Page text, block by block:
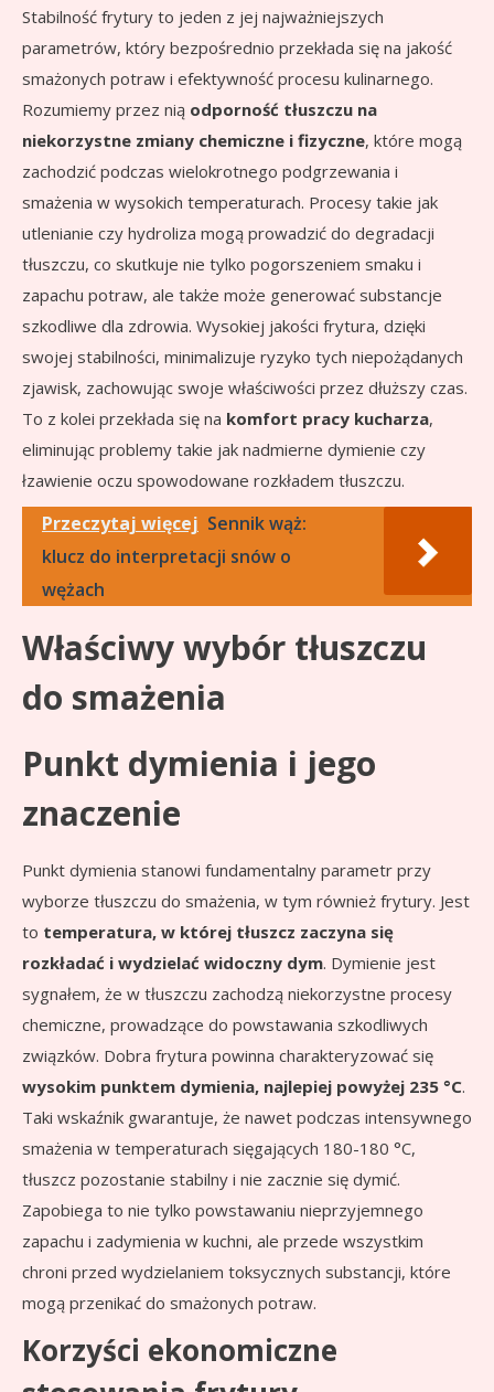
Stabilność frytury to jeden z jej najważniejszych
parametrów, który bezpośrednio przekłada się na jakość
smażonych potraw i efektywność procesu kulinarnego.
Rozumiemy przez nią odporność tłuszczu na
niekorzystne zmiany chemiczne i fizyczne, które mogą
zachodzić podczas wielokrotnego podgrzewania i
smażenia w wysokich temperaturach. Procesy takie jak
utlenianie czy hydroliza mogą prowadzić do degradacji
tłuszczu, co skutkuje nie tylko pogorszeniem smaku i
zapachu potraw, ale także może generować substancje
szkodliwe dla zdrowia. Wysokiej jakości frytura, dzięki
swojej stabilności, minimalizuje ryzyko tych niepożądanych
zjawisk, zachowując swoje właściwości przez dłuższy czas.
To z kolei przekłada się na komfort pracy kucharza,
eliminując problemy takie jak nadmierne dymienie czy
łzawienie oczu spowodowane rozkładem tłuszczu.
Przeczytaj więcej Sennik wąż:
klucz do interpretacji snów o
wężach
Właściwy wybór tłuszczu
do smażenia
Punkt dymienia i jego
znaczenie
Punkt dymienia stanowi fundamentalny parametr przy
wyborze tłuszczu do smażenia, w tym również frytury. Jest
to temperatura, w której tłuszcz zaczyna się
rozkładać i wydzielać widoczny dym. Dymienie jest
sygnałem, że w tłuszczu zachodzą niekorzystne procesy
chemiczne, prowadzące do powstawania szkodliwych
związków. Dobra frytura powinna charakteryzować się
wysokim punktem dymienia, najlepiej powyżej 235 °C.
Taki wskaźnik gwarantuje, że nawet podczas intensywnego
smażenia w temperaturach sięgających 180-180 °C,
tłuszcz pozostanie stabilny i nie zacznie się dymić.
Zapobiega to nie tylko powstawaniu nieprzyjemnego
zapachu i zadymienia w kuchni, ale przede wszystkim
chroni przed wydzielaniem toksycznych substancji, które
mogą przenikać do smażonych potraw.
Korzyści ekonomiczne